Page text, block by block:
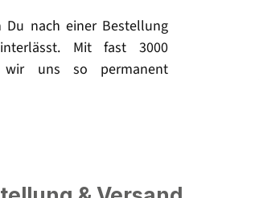
nach einer Bestellung
Mit fast 3000
wir uns so permanent